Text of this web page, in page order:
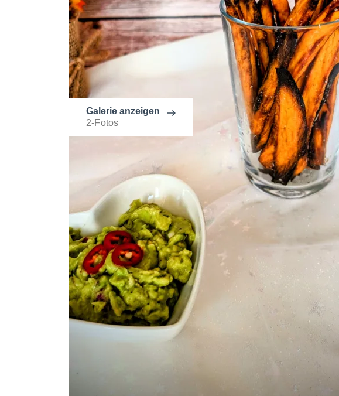
Galerie anzeigen
2-Fotos